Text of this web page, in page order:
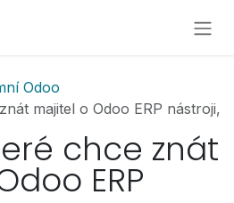
Odoo
majitel o Odoo ERP nástroji,
chce znát
ERP